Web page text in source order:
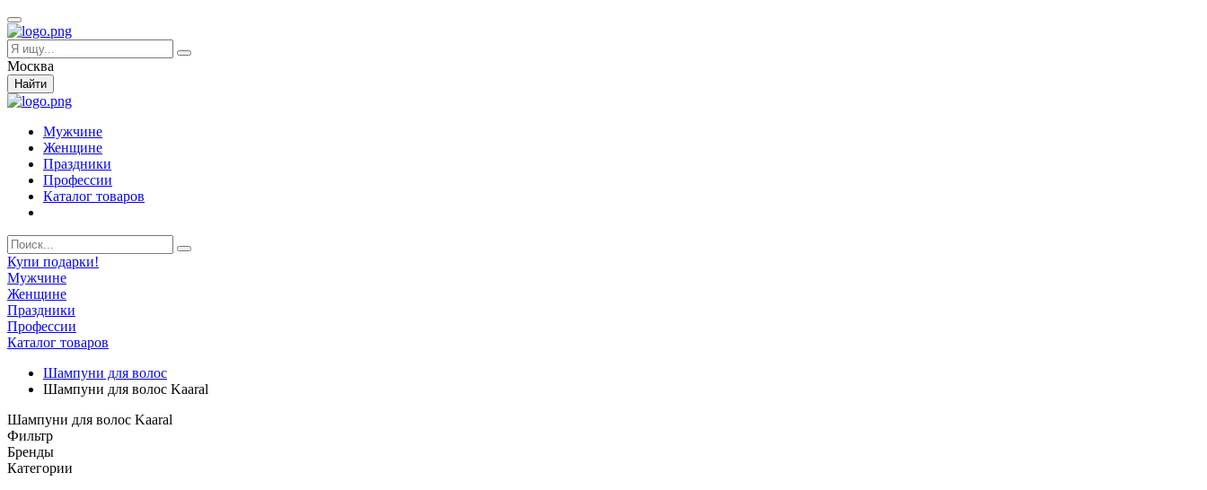
Москва
Найти
Мужчине
Женщине
Праздники
Профессии
Каталог товаров
Купи подарки!
Мужчине
Женщине
Праздники
Профессии
Каталог товаров
Шампуни для волос
Шампуни для волос Kaaral
Шампуни для волос Kaaral
Фильтр
Бренды
Категории